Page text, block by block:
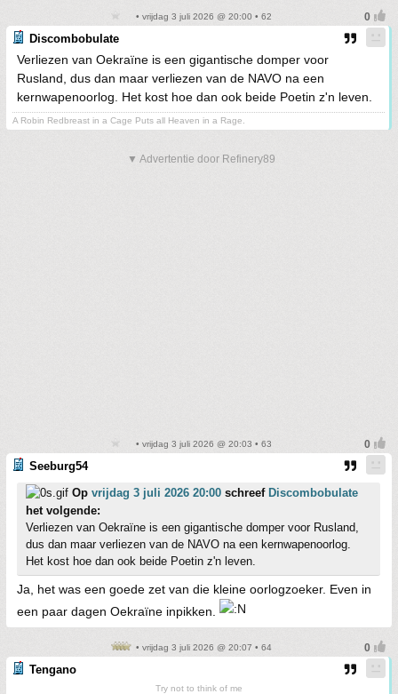
• vrijdag 3 juli 2026 @ 20:00 • 62
Discombobulate
Verliezen van Oekraïne is een gigantische domper voor
Rusland, dus dan maar verliezen van de NAVO na een
kernwapenoorlog. Het kost hoe dan ook beide Poetin z'n leven.
A Robin Redbreast in a Cage Puts all Heaven in a Rage.
▼ Advertentie door Refinery89
• vrijdag 3 juli 2026 @ 20:03 • 63
Seeburg54
Op vrijdag 3 juli 2026 20:00 schreef Discombobulate
het volgende:
Verliezen van Oekraïne is een gigantische domper voor Rusland,
dus dan maar verliezen van de NAVO na een kernwapenoorlog.
Het kost hoe dan ook beide Poetin z'n leven.
Ja, het was een goede zet van die kleine oorlogzoeker. Even in
een paar dagen Oekraïne inpikken.
• vrijdag 3 juli 2026 @ 20:07 • 64
Tengano
Try not to think of me